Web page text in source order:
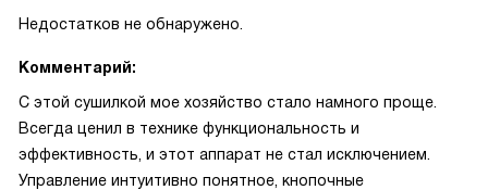
Недостатков не обнаружено.
Комментарий:
С этой сушилкой мое хозяйство стало намного проще.
Всегда ценил в технике функциональность и
эффективность, и этот аппарат не стал исключением.
Управление интуитивно понятное, кнопочные